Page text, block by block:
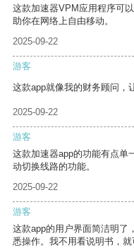
这款加速器VPM应用程序可
助你在网络上自由移动。
2025-09-22
游客
这款app就像我的财务顾问，
2025-09-22
游客
这款加速器app的功能有点单
动切换线路的功能。
2025-09-22
游客
这款app的用户界面简洁明了
悉操作。我不用看说明书，就